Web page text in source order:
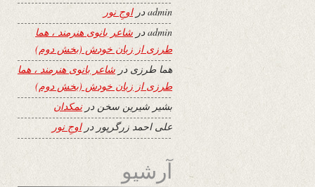
adminدراوجِ نور
adminدر شاعر بانوی هنرمند ، هما
طرزی از زبان خودش (بخش دوم)
هما طرزی در شاعر بانوی هنرمند ، هما
طرزی از زبان خودش (بخش دوم)
بشیر شیرین سخن درنمکدان
علی احمد زرگرپور دراوجِ نور
آرشیو